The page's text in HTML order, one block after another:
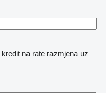
kredit na rate razmjena uz